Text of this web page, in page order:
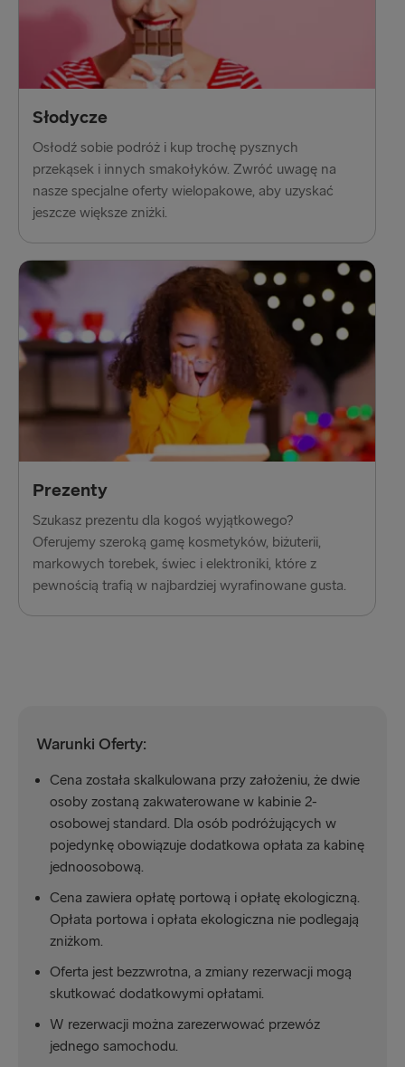
Słodycze
Osłodź sobie podróż i kup trochę pysznych
przekąsek i innych smakołyków. Zwróć uwagę na
nasze specjalne oferty wielopakowe, aby uzyskać
jeszcze większe zniżki.
Prezenty
Szukasz prezentu dla kogoś wyjątkowego?
Oferujemy szeroką gamę kosmetyków, biżuterii,
markowych torebek, świec i elektroniki, które z
pewnością trafią w najbardziej wyrafinowane gusta.
Warunki Oferty:
Cena została skalkulowana przy założeniu, że dwie
osoby zostaną zakwaterowane w kabinie 2-
osobowej standard. Dla osób podróżujących w
pojedynkę obowiązuje dodatkowa opłata za kabinę
jednoosobową.
Cena zawiera opłatę portową i opłatę ekologiczną.
Opłata portowa i opłata ekologiczna nie podlegają
zniżkom.
Oferta jest bezzwrotna, a zmiany rezerwacji mogą
skutkować dodatkowymi opłatami.
W rezerwacji można zarezerwować przewóz
jednego samochodu.